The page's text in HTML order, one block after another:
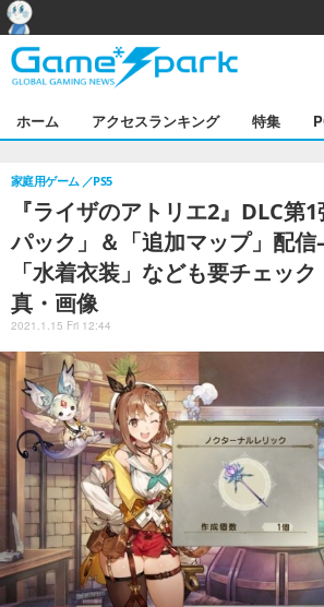
ホーム アクセスランキング 特集
『ライザのアトリエ2』DLC第
パック」＆「追加マップ」配
「水着衣装」なども要チェッ
真・画像
家庭用ゲーム PS5
2021.1.15 Fri 12:44